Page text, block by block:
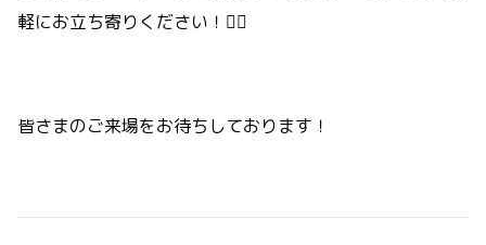
軽にお立ち寄りください！🙂‍↕️
皆さまのご来場をお待ちしております！